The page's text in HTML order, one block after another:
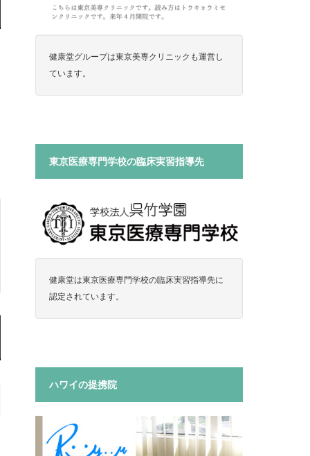
健康堂グループは東京美専クリニックも運営し
ています。
東京医療専門学校の臨床実習指導先
健康堂は東京医療専門学校の臨床実習指導先に
認定されています。
ハワイの提携院